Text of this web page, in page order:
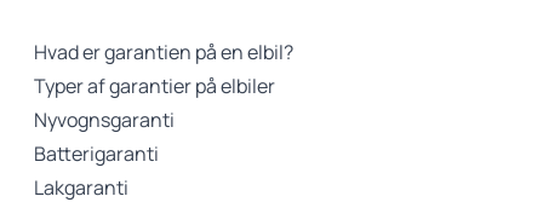
Hvad er garantien på en elbil?
Typer af garantier på elbiler
Nyvognsgaranti
Batterigaranti
Lakgaranti